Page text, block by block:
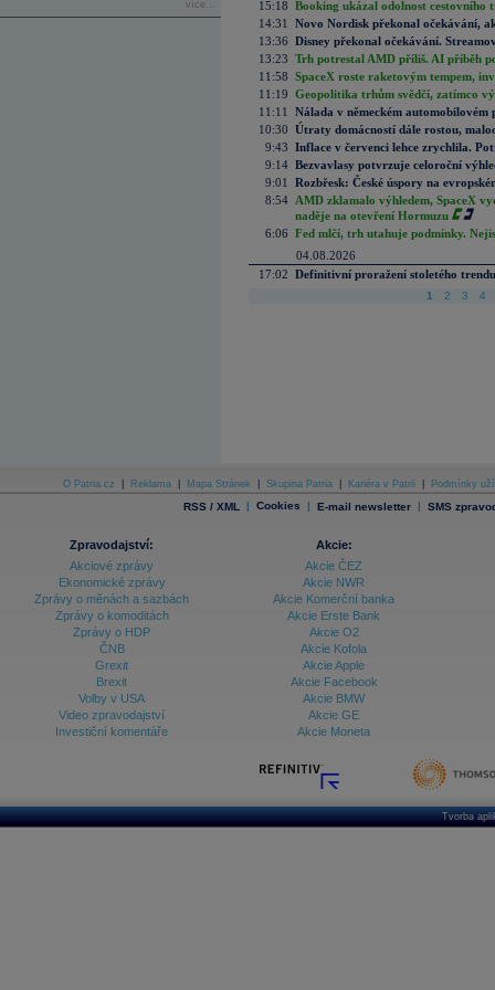
více...
15:18 Booking ukázal odolnost cestovního
14:31
Novo Nordisk překonal očekávání,
13:36 Disney překonal očekávání.
13:23 Trh potrestal AMD příliš. AI příběh
11:58 SpaceX roste raketovým tempem,
11:19 Geopolitika trhům svědčí, zatímco
11:11
Nálada v německém automobilovém
10:30 Útraty domácností dále rostou,
9:43 Inflace v červenci lehce zrychlila.
9:14 Bezvavlasy potvrzuje celoroční
9:01
Rozbřesk: České úspory na
8:54 AMD zklamalo výhledem, SpaceX
naděje na otevření Hormuzu
6:06 Fed mlčí, trh utahuje podmínky.
04.08.2026
17:02 Definitivní proražení stoletého
1 2 3 4
O Patria.cz Reklama Mapa Stránek Skupina Patria Kariéra v Patrii Podmínky
RSS / XML | Cookies | E-mail newsletter | SMS
Zpravodajství:
Akciové zprávy
Ekonomické zprávy
Zprávy o měnách a sazbách
Zprávy o komoditách
Zprávy o HDP
ČNB
Grexit
Brexit
Volby v USA
Video zpravodajství
Investiční komentáře
Akcie:
Akcie ČEZ
Akcie NWR
Akcie Komerční banka
Akcie Erste Bank
Akcie O2
Akcie Kofola
Akcie Apple
Akcie Facebook
Akcie BMW
Akcie GE
Akcie Moneta
Tvorba